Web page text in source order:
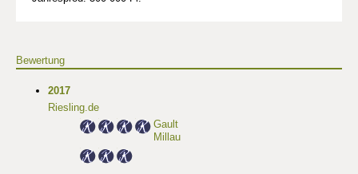
Bewertung
2017
Riesling.de
Gault
Millau